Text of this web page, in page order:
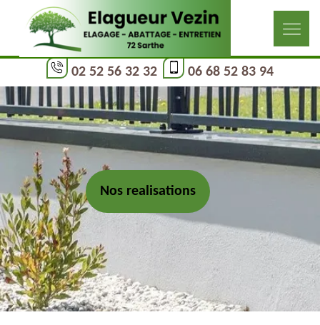
02 52 56 32 32 06 68 52 83 94
Nos realisations